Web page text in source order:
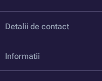
Detalii de contact
Informatii